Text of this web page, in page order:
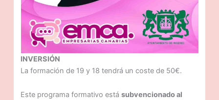
INVERSIÓN
La formación de 19 y 18 tendrá un coste de 50€.
Este programa formativo estásubvencionado al